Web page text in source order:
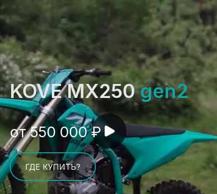
KOVE MX250gen2
от 550 000 ₽
ГДЕ КУПИТЬ?